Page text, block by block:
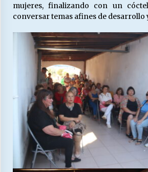
cuestión social hoy”.
16/05/2026
S.O.S. a los ricos, Save
Nuestras Almas)
30/04/2026
¿Asesores con doble
18/04/2026
Chile y sus segmentos
mujeres, finalizando con un
conversar temas afines de desarrollo